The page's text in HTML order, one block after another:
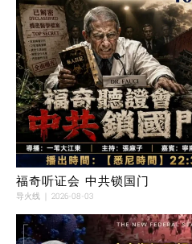
福奇听证会 中共锁国门
导火线 2026-08-03